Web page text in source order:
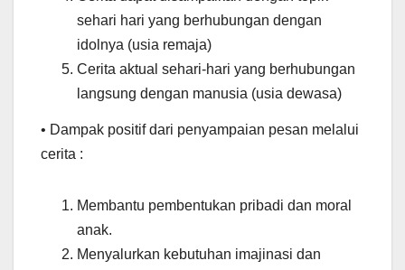
sehari hari yang berhubungan dengan
idolnya (usia remaja)
Cerita aktual sehari-hari yang berhubungan
langsung dengan manusia (usia dewasa)
• Dampak positif dari penyampaian pesan melalui
cerita :
Membantu pembentukan pribadi dan moral
anak.
Menyalurkan kebutuhan imajinasi dan